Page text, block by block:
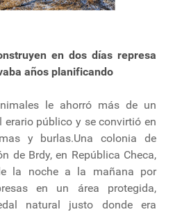
en dos días represa
años planificando
le ahorró más de un
erario público y se convirtió en
y burlas.Una colonia de
de Brdy, en República Checa,
la noche a la mañana por
en un área protegida,
natural justo donde era